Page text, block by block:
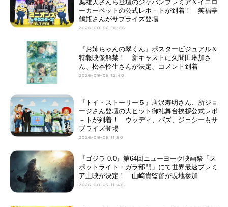
春アニメ 夏アニメ
秋アニメ
男性声優/女性声優一覧
葉雄大さんら登壇のジャパンプレミア＆イエロ
ーカーペットの公式レポ－トが到着！ 笑福亭
鶴瓶さんがサプライズ登場
2026-08-06 10:06
『お姉ちゃんの翠くん』ポスタービジュアル＆
特報映像解禁！ 新キャストに久間田琳加さ
ん、松本怜生さんが決定、コメント到着
2026-08-05 12:40
『トイ・ストーリー５』唐沢寿明さん、所ジョ
ージさん登壇の大ヒット御礼舞台挨拶公式レポ
－トが到着！ ウッディ、バズ、ジェシーもサ
プライズ登場
2026-08-05 11:50
『ゴジラ-0.0』第64回ニューヨーク映画祭「ス
ポットライト・ガラ部門」にて世界最速プレミ
ア上映が決定！ 山崎貴監督が現地参加
2026-08-05 11:40